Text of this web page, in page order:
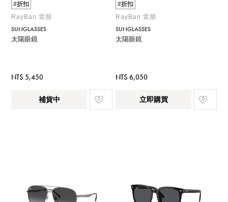
#折扣
RayBan 雷朋
SUNGLASSES
太陽眼鏡
NT$ 5,450
補貨中
#折扣
RayBan 雷朋
SUNGLASSES
太陽眼鏡
NT$ 6,050
立即購買